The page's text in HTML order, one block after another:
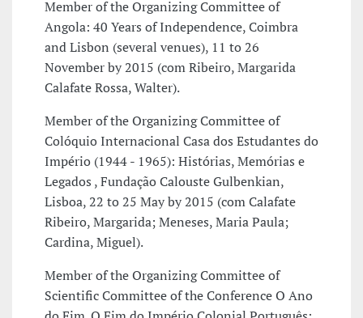
Member of the Organizing Committee of
Angola: 40 Years of Independence, Coimbra
and Lisbon (several venues), 11 to 26
November by 2015 (com Ribeiro, Margarida
Calafate Rossa, Walter).
Member of the Organizing Committee of
Colóquio Internacional Casa dos Estudantes do
Império (1944 - 1965): Histórias, Memórias e
Legados , Fundação Calouste Gulbenkian,
Lisboa, 22 to 25 May by 2015 (com Calafate
Ribeiro, Margarida; Meneses, Maria Paula;
Cardina, Miguel).
Member of the Organizing Committee of
Scientific Committee of the Conference O Ano